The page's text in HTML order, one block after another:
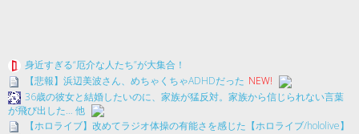
身近すぎる“厄介な人たち”が大集合！
【悲報】浜辺美波さん、めちゃくちゃADHDだった NEW!
36歳の彼女と結婚したいのに、家族が猛反対。家族から信じられない言葉
が飛び出した… 他
【ホロライブ】改めてラジオ体操の有能さを感じた【ホロライブ/hololive】